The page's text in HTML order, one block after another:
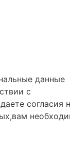
данные
с
согласия